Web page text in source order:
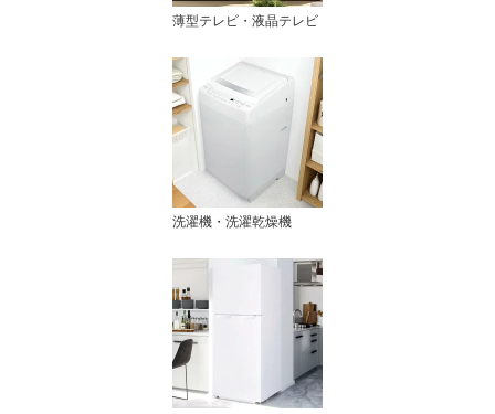
薄型テレビ・液晶テレビ
洗濯機・洗濯乾燥機